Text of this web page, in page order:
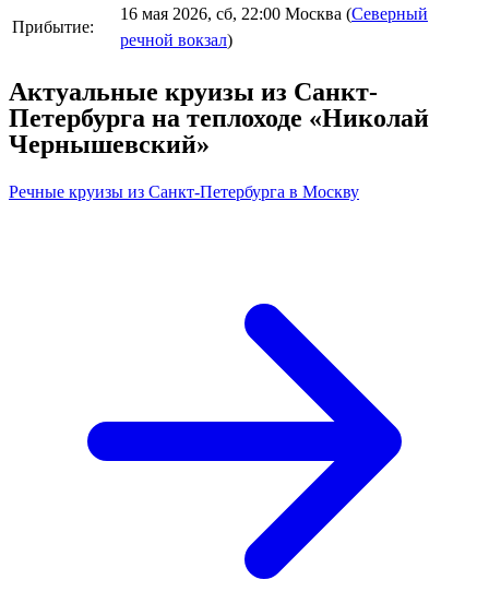
Прибытие:
16 мая 2026, сб, 22:00 Москва (Северный
речной вокзал)
Актуальные круизы из Санкт-
Петербурга на теплоходе «Николай
Чернышевский»
Речные круизы из Санкт-Петербурга в Москву